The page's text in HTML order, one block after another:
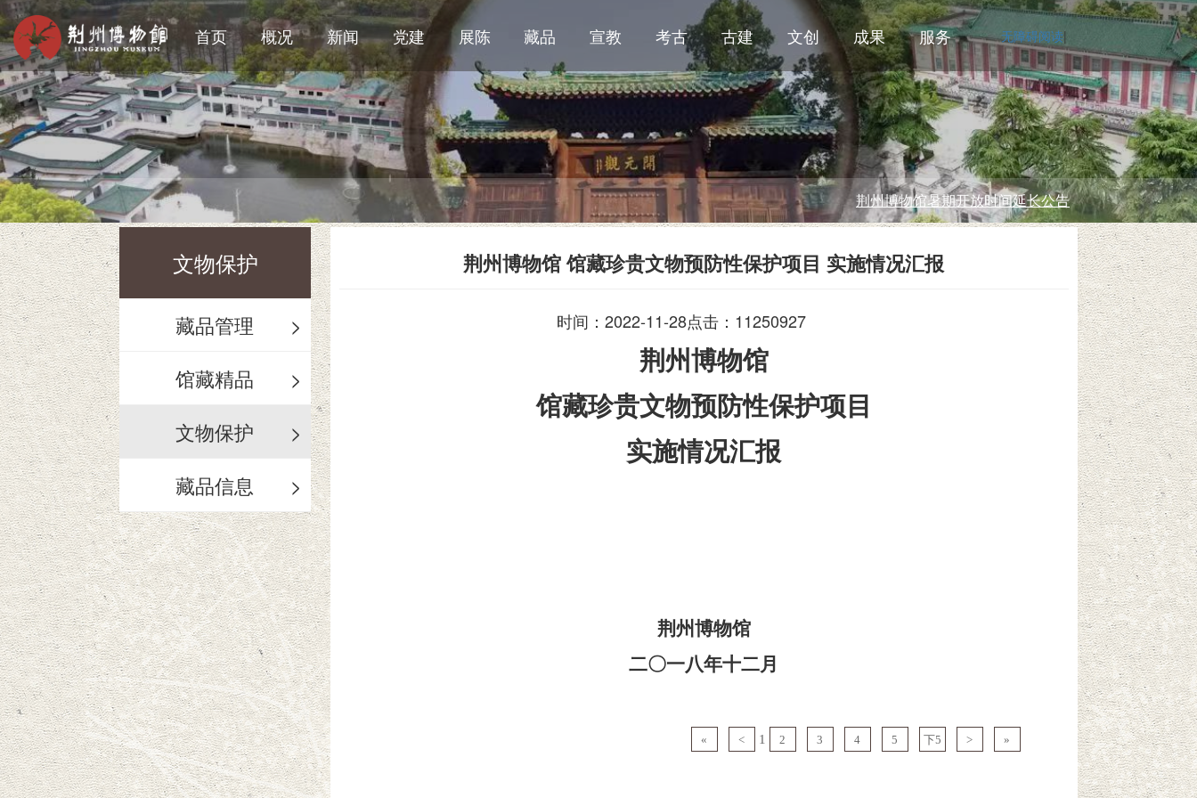
首页 概况 新闻 党建 展陈 藏品 宣教 考古 古建 文创 成果 服务 无障碍阅读|
荆州博物馆暑期开放时间延长公告
文物保护
藏品管理
>
馆藏精品
>
文物保护
>
藏品信息
>
荆州博物馆 馆藏珍贵文物预防性保护项目 实施情况汇报
时间：2022-11-28点击：11250927
荆州博物馆
馆藏珍贵文物预防性保护项目
实施情况汇报
荆州博物馆
二〇一八年十二月
« < 1 2 3 4 5 下5 > »